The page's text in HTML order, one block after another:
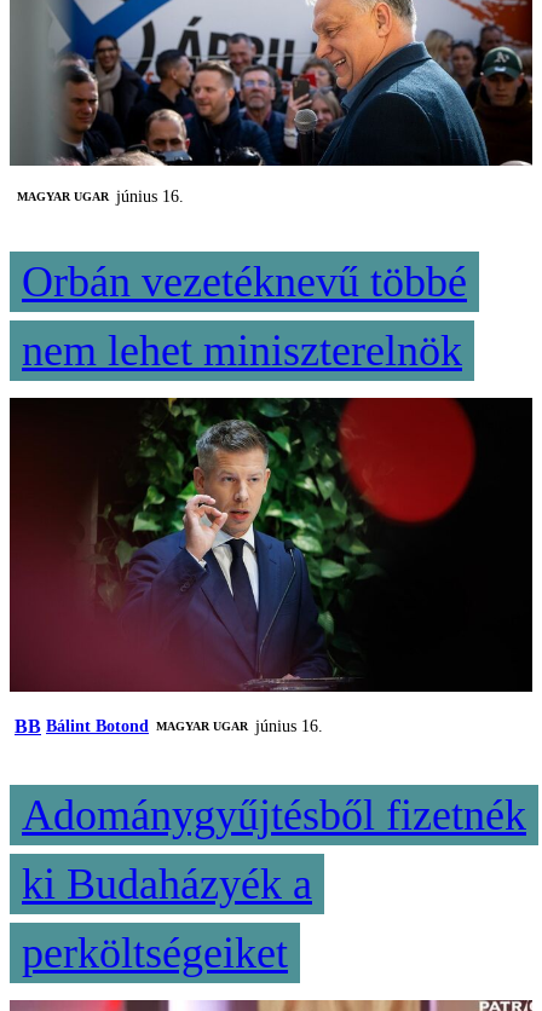
MAGYAR UGAR június 16.
Orbán vezetéknevű többé
nem lehet miniszterelnök
BB Bálint Botond MAGYAR UGAR június 16.
Adománygyűjtésből fizetnék
ki Budaházyék a
perköltségeiket